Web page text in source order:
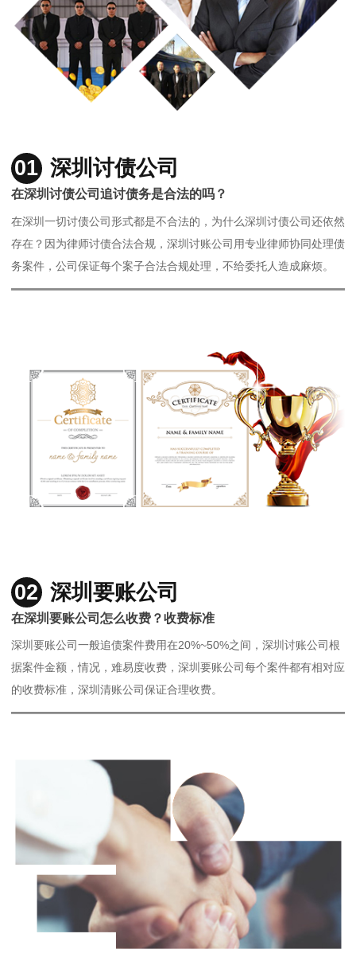
01 深圳讨债公司
在深圳讨债公司追讨债务是合法的吗？
在深圳一切讨债公司形式都是不合法的，为什么深圳讨债公司还依然
存在？因为律师讨债合法合规，深圳讨账公司用专业律师协同处理债
务案件，公司保证每个案子合法合规处理，不给委托人造成麻烦。
02 深圳要账公司
在深圳要账公司怎么收费？收费标准
深圳要账公司一般追债案件费用在20%~50%之间，深圳讨账公司根
据案件金额，情况，难易度收费，深圳要账公司每个案件都有相对应
的收费标准，深圳清账公司保证合理收费。